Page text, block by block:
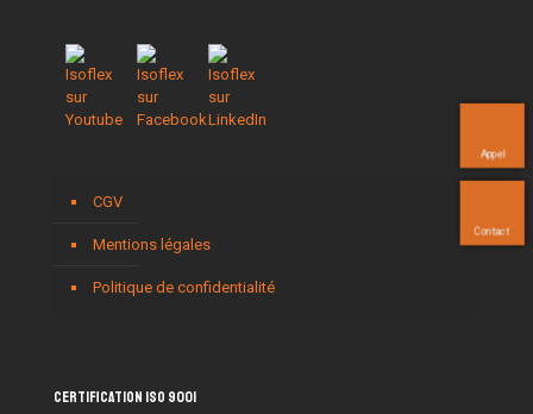
CGV
Mentions légales
Politique de confidentialité
Certification ISO 9001
Appel
Contact